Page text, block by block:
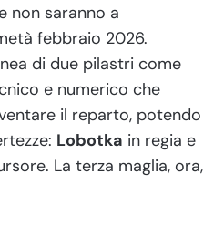
non saranno a
febbraio 2026.
di due pilastri come
e numerico che
il reparto, potendo
Lobotka in regia e
La terza maglia, ora,